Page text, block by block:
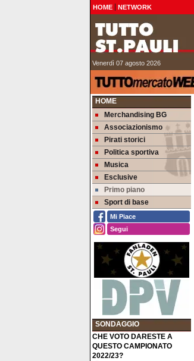
HOME NETWORK
Venerdì 07 agosto 2026
HOME
Merchandising BG
Associazionismo
Pirati storici
Politica sportiva
Musica
Esclusive
Primo piano
Sport di base
Mi Piace
Segui
SONDAGGIO
CHE VOTO DARESTE A
QUESTO CAMPIONATO
2022/23?